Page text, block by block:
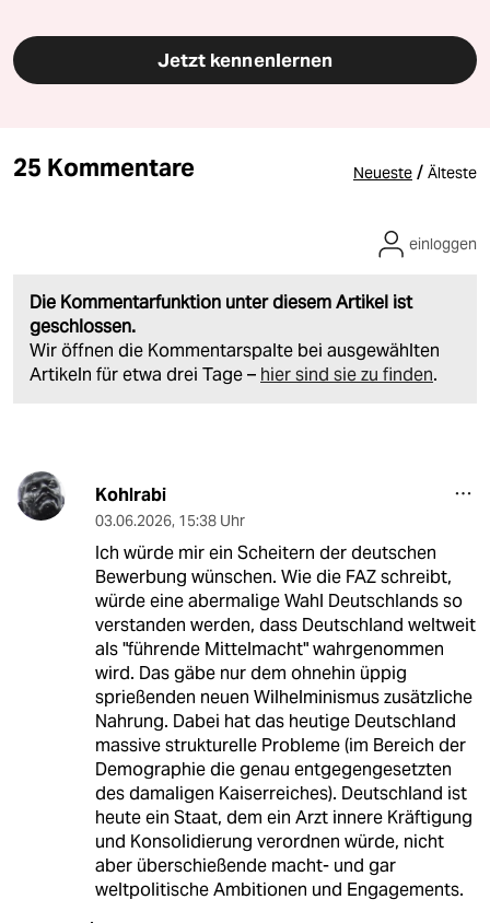
Jetzt kennenlernen
25 Kommentare Neueste / Älteste
Die Kommentarfunktion unter diesem Artikel ist
geschlossen.
Wir öffnen die Kommentarspalte bei ausgewählten
Artikeln für etwa drei Tage – hier sind sie zu finden.
einloggen
Kohlrabi
03.06.2026, 15:38 Uhr
Ich würde mir ein Scheitern der deutschen
Bewerbung wünschen. Wie die FAZ schreibt,
würde eine abermalige Wahl Deutschlands so
verstanden werden, dass Deutschland weltweit
als "führende Mittelmacht" wahrgenommen
wird. Das gäbe nur dem ohnehin üppig
sprießenden neuen Wilhelminismus zusätzliche
Nahrung. Dabei hat das heutige Deutschland
massive strukturelle Probleme (im Bereich der
Demographie die genau entgegengesetzten
des damaligen Kaiserreiches). Deutschland ist
heute ein Staat, dem ein Arzt innere Kräftigung
und Konsolidierung verordnen würde, nicht
aber überschießende macht- und gar
weltpolitische Ambitionen und Engagements.